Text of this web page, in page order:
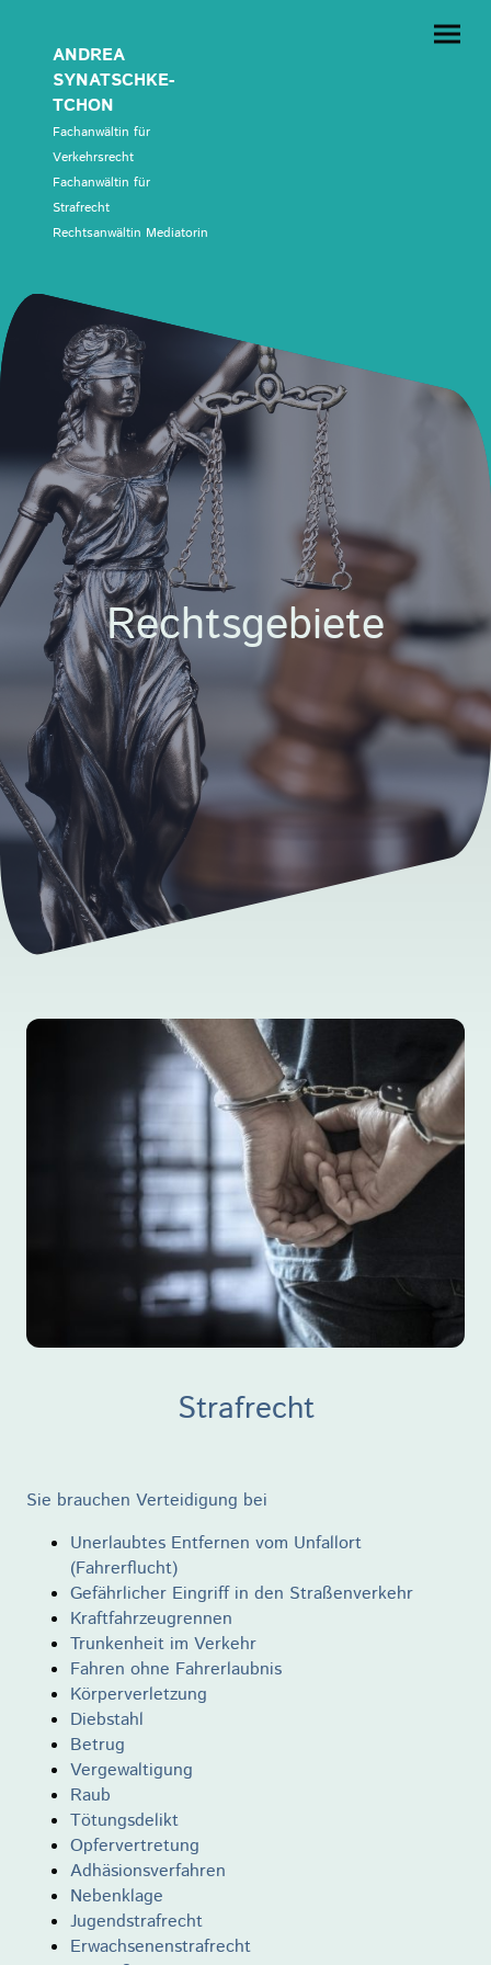
ANDREA
SYNATSCHKE-
TCHON
Fachanwältin für
Verkehrsrecht
Fachanwältin für
Strafrecht
Rechtsanwältin Mediatorin
Rechtsgebiete
Strafrecht
Sie brauchen Verteidigung bei
Unerlaubtes Entfernen vom Unfallort
(Fahrerflucht)
Gefährlicher Eingriff in den Straßenverkehr
Kraftfahrzeugrennen
Trunkenheit im Verkehr
Fahren ohne Fahrerlaubnis
Körperverletzung
Diebstahl
Betrug
Vergewaltigung
Raub
Tötungsdelikt
Opfervertretung
Adhäsionsverfahren
Nebenklage
Jugendstrafrecht
Erwachsenenstrafrecht